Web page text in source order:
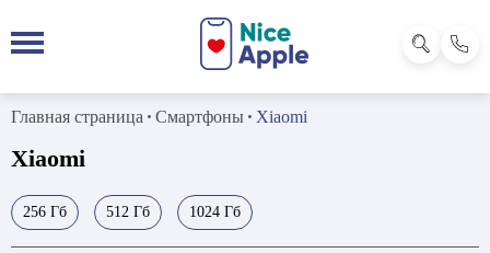
Главная страница Смартфоны Xiaomi
Xiaomi
256 Гб 512 Гб 1024 Гб